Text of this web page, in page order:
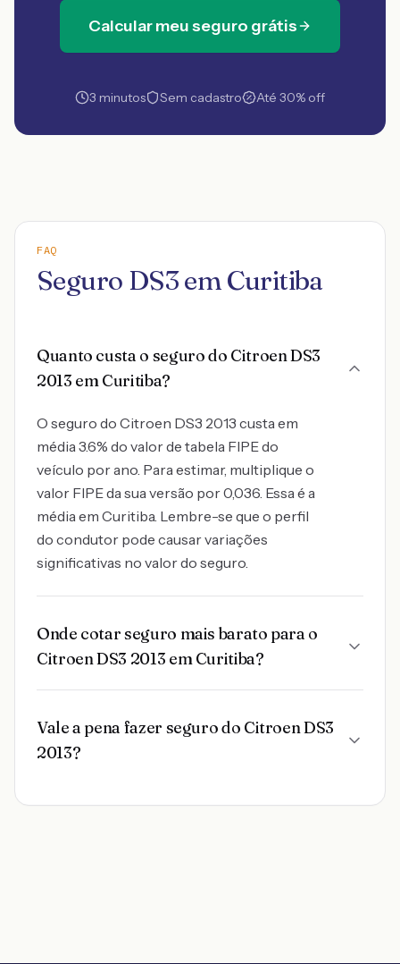
Calcular meu seguro grátis
3 minutos Sem cadastro Até 30% off
FAQ
Seguro DS3 em Curitiba
Quanto custa o seguro do Citroen DS3
2013 em Curitiba?
O seguro do Citroen DS3 2013 custa em
média 3.6% do valor de tabela FIPE do
veículo por ano. Para estimar, multiplique o
valor FIPE da sua versão por 0,036. Essa é a
média em Curitiba. Lembre-se que o perfil
do condutor pode causar variações
significativas no valor do seguro.
Onde cotar seguro mais barato para o
Citroen DS3 2013 em Curitiba?
Vale a pena fazer seguro do Citroen DS3
2013?